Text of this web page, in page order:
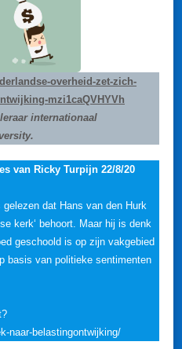
overheid-zet-zich-
mzi1caQVHYVh
internationaal
van Ricky Turpijn 22/8/20
gelezen dat Hans van den Hurk
kerk‘ behoort. Maar hij is denk
geschoold is op zijn vakgebied
basis van politieke sentimenten
naar-belastingontwijking/